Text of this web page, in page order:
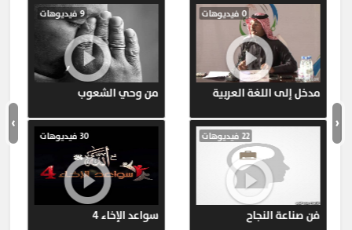
مدخل إلى اللغة العربية
0 فيديوهات
من وحي الشعوب
9 فيديوهات
فن صناعة النجاح
22 فيديوهات
سواعد الإخاء 4
30 فيديوهات ‹
›